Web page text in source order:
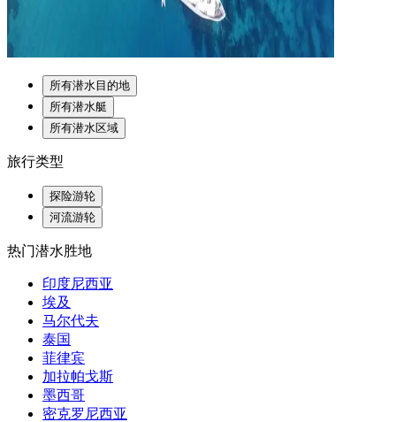
所有潜水目的地
所有潜水艇
所有潜水区域
旅行类型
探险游轮
河流游轮
热门潜水胜地
印度尼西亚
埃及
马尔代夫
泰国
菲律宾
加拉帕戈斯
墨西哥
密克罗尼西亚